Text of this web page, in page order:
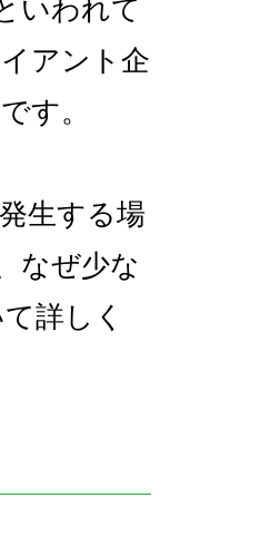
いわれて
アント企
す。
生する場
なぜ少な
詳しく